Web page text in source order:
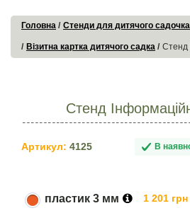
Головна Стенди для дитячого садочка
Візитна картка дитячого садка Стенд
Стенд
Артикул: 4125 В
пластик 3 мм 1 201 грн